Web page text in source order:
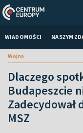
WIADOMOŚCI NASZYM
Wojna
Dlaczego
Budapeszcie
MSZ